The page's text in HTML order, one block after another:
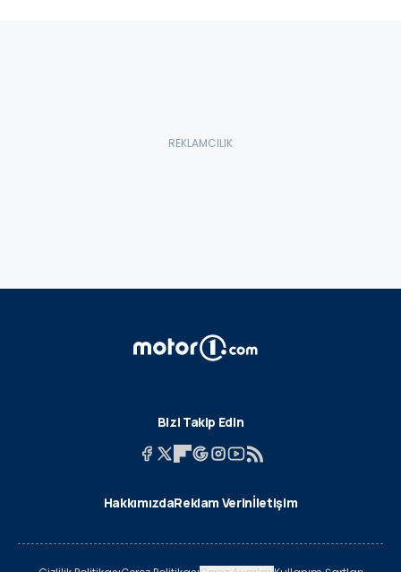
Bizi Takip Edin
HakkımızdaReklam Verinİletişim